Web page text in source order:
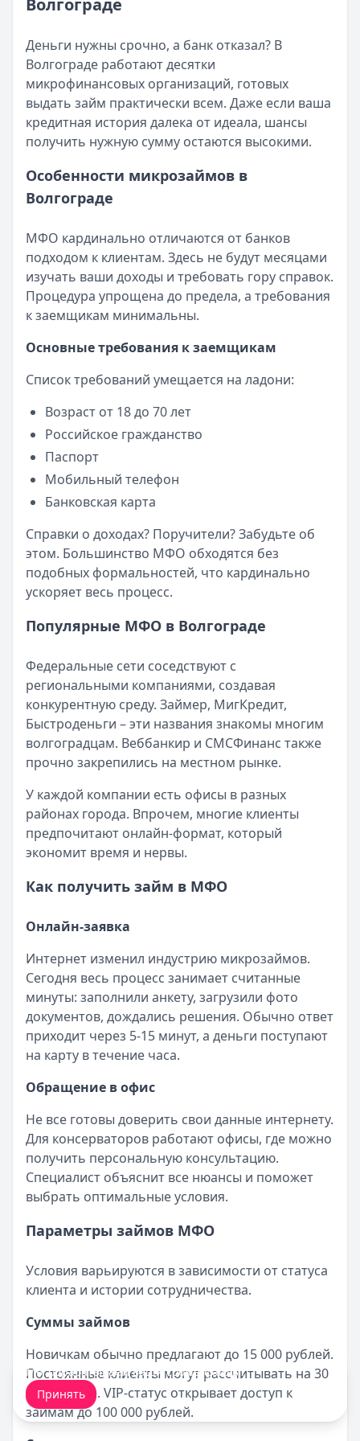
Кратко:Разбираем, как вернуть переплату или
Категория: МФО
Читать новость
Срочный микрозайм 15 000 ₽ на карту: свежая
Кратко:Нужны 15 000 рублей на карту прямо сегодня?
Опубликовано:5 декабря 2025 г.
Категория:МФО
Рекордный рост доли клиентов МФО с iPhone: что
Кратко:В III квартале 2025 года владельцы iPhone
Категория:МФО
Читать новость
57 сервисов микрозаймов через Госуслуги: где
Кратко:Авторизация через Госуслуги ускоряет
Опубликовано:23 ноября 2025 г.
Читать новость
Смс о «одобренном займе» от Bigmani Ru: как
Пришло СМС об одобрении займа от Bigmani
Опубликовано: 23 ноября 2025 г.
Категория:МФО
Читать новость
Волгограде
Деньги нужны срочно, а банк отказал? В
Волгограде работают десятки
микрофинансовых организаций, готовых
выдать займ практически всем. Даже если ваша
кредитная история далека от идеала, шансы
получить нужную сумму остаются высокими.
Особенности микрозаймов в
Волгограде
МФО кардинально отличаются от банков
подходом к клиентам. Здесь не будут месяцами
изучать ваши доходы и требовать гору справок.
Процедура упрощена до предела, а требования
к заемщикам минимальны.
Основные требования к заемщикам
Список требований умещается на ладони:
Возраст от 18 до 70 лет
Российское гражданство
Паспорт
Мобильный телефон
Банковская карта
Справки о доходах? Поручители? Забудьте об
этом. Большинство МФО обходятся без
подобных формальностей, что кардинально
ускоряет весь процесс.
Популярные МФО в Волгограде
Федеральные сети соседствуют с
региональными компаниями, создавая
конкурентную среду. Займер, МигКредит,
Быстроденьги – эти названия знакомы многим
волгоградцам. Веббанкир и СМСФинанс также
прочно закрепились на местном рынке.
У каждой компании есть офисы в разных
районах города. Впрочем, многие клиенты
предпочитают онлайн-формат, который
экономит время и нервы.
Как получить займ в МФО
Онлайн-заявка
Интернет изменил индустрию микрозаймов.
Сегодня весь процесс занимает считанные
минуты: заполнили анкету, загрузили фото
документов, дождались решения. Обычно ответ
приходит через 5-15 минут, а деньги поступают
на карту в течение часа.
Обращение в офис
Не все готовы доверить свои данные интернету.
Для консерваторов работают офисы, где можно
получить персональную консультацию.
Специалист объяснит все нюансы и поможет
выбрать оптимальные условия.
Параметры займов МФО
Условия варьируются в зависимости от статуса
клиента и истории сотрудничества.
Суммы займов
Новичкам обычно предлагают до 15 000 рублей.
Постоянные клиенты могут рассчитывать на 30
000 и выше. VIP-статус открывает доступ к
займам до 100 000 рублей.
Мы обрабатываем ваши cookie-файлы.
Принять